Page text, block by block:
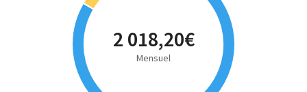
2 018,20€
Mensuel